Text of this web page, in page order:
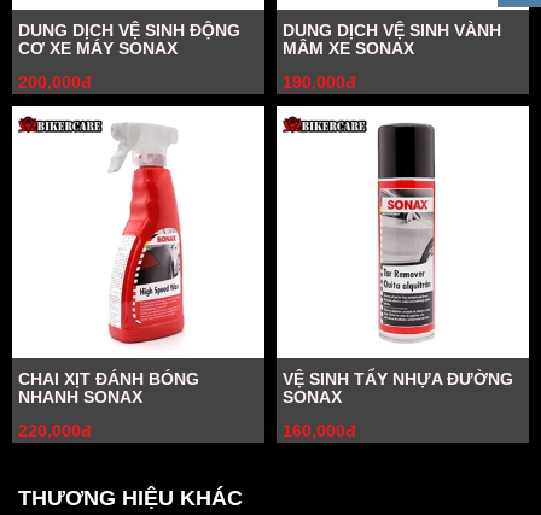
DUNG DỊCH VỆ SINH ĐỘNG
CƠ XE MÁY SONAX
200,000đ
DUNG DỊCH VỆ SINH VÀNH
MÂM XE SONAX
190,000đ
CHAI XỊT ĐÁNH BÓNG
NHANH SONAX
220,000đ
VỆ SINH TẨY NHỰA ĐƯỜNG
SONAX
160,000đ
THƯƠNG HIỆU KHÁC